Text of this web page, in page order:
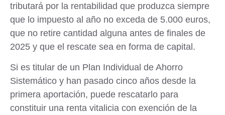
tributará por la rentabilidad que produzca siempre
que lo impuesto al año no exceda de 5.000 euros,
que no retire cantidad alguna antes de finales de
2025 y que el rescate sea en forma de capital.
Si es titular de un Plan Individual de Ahorro
Sistemático y han pasado cinco años desde la
primera aportación, puede rescatarlo para
constituir una renta vitalicia con exención de la